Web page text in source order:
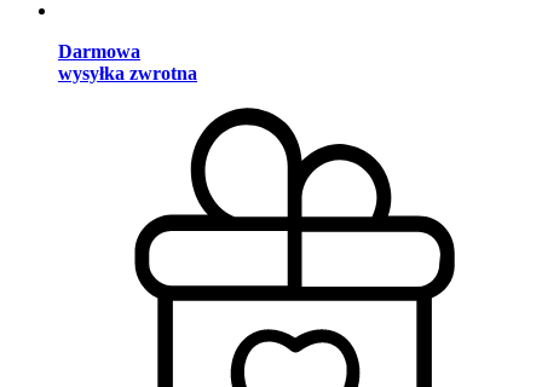
Darmowa
wysyłka zwrotna